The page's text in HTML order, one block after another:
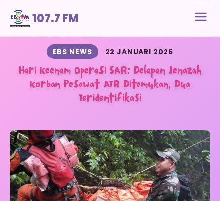
107.7 FM
EBS NEWS 22 JANUARI 2026
Hari Keenam Operasi SAR: Delapan Jenazah
Korban Pesawat ATR Ditemukan, Dua
Teridentifikasi